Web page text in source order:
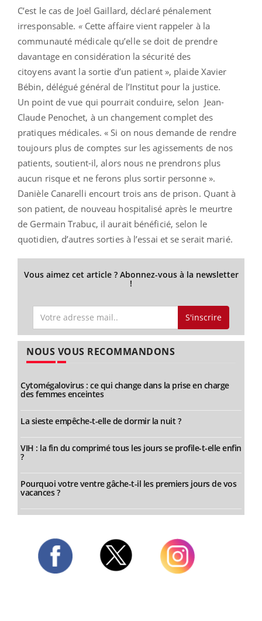
C’est le cas de Joël Gaillard, déclaré pénalement
irresponsable. « Cette affaire vient rappeler à la
communauté médicale qu’elle se doit de prendre
davantage en considération la sécurité des
citoyens avant la sortie d’un patient », plaide Xavier
Bébin, délégué général de l’Institut pour la justice.
Un point de vue qui pourrait conduire, selon Jean-
Claude Penochet, à un changement complet des
pratiques médicales. « Si on nous demande de rendre
toujours plus de comptes sur les agissements de nos
patients, soutient-il, alors nous ne prendrons plus
aucun risque et ne ferons plus sortir personne ».
Danièle Canarelli encourt trois ans de prison. Quant à
son patient, de nouveau hospitalisé après le meurtre
de Germain Trabuc, il aurait bénéficié, selon le
quotidien, d’autres sorties à l’essai et se serait marié.
Vous aimez cet article ? Abonnez-vous à la newsletter
!
S'inscrire
NOUS VOUS RECOMMANDONS
Cytomégalovirus : ce qui change dans la prise en charge
des femmes enceintes
La sieste empêche-t-elle de dormir la nuit ?
VIH : la fin du comprimé tous les jours se profile-t-elle enfin
?
Pourquoi votre ventre gâche-t-il les premiers jours de vos
vacances ?